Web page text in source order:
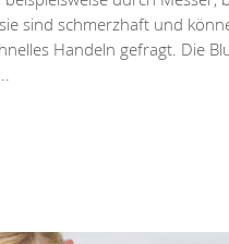
sind schmerzhaft und
Handeln gefragt. Die